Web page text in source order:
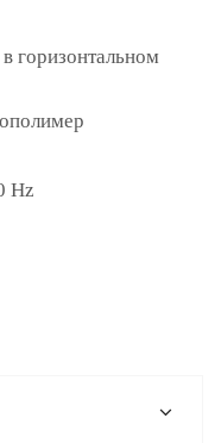
горизонтальном
Hz